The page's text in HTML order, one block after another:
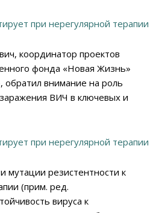
координатор проектов
фонда «Новая Жизнь»
внимание на роль
ВИЧ в ключевых и
мутации резистентности к
(прим. ред.
вируса к